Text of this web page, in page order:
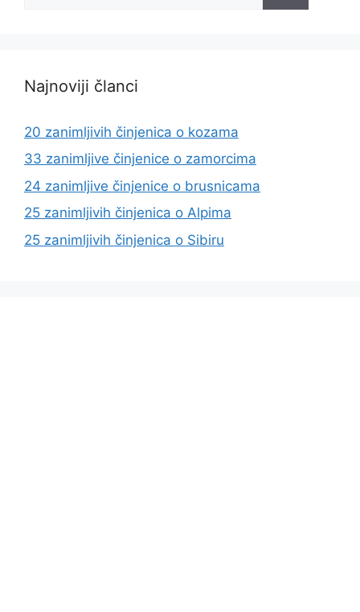
Najnoviji članci
20 zanimljivih činjenica o kozama
33 zanimljive činjenice o zamorcima
24 zanimljive činjenice o brusnicama
25 zanimljivih činjenica o Alpima
25 zanimljivih činjenica o Sibiru